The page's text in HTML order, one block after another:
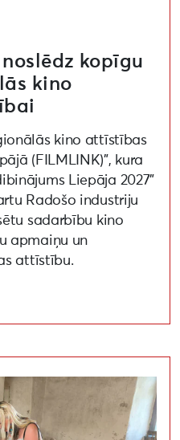
kopīgu
kino
kino attīstības
(FILMLINK)”, kura
Liepāja 2027”
Radošo industriju
sadarbību kino
apmaiņu un
attīstību.